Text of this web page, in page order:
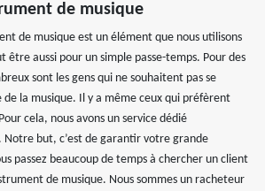
de musique
de musique est un élément que nous utilisons
être aussi pour un simple passe-temps. Pour des
sont les gens qui ne souhaitent pas se
la musique. Il y a même ceux qui préfèrent
cela, nous avons un service dédié
Notre but, c’est de garantir votre grande
passez beaucoup de temps à chercher un client
de musique. Nous sommes un racheteur